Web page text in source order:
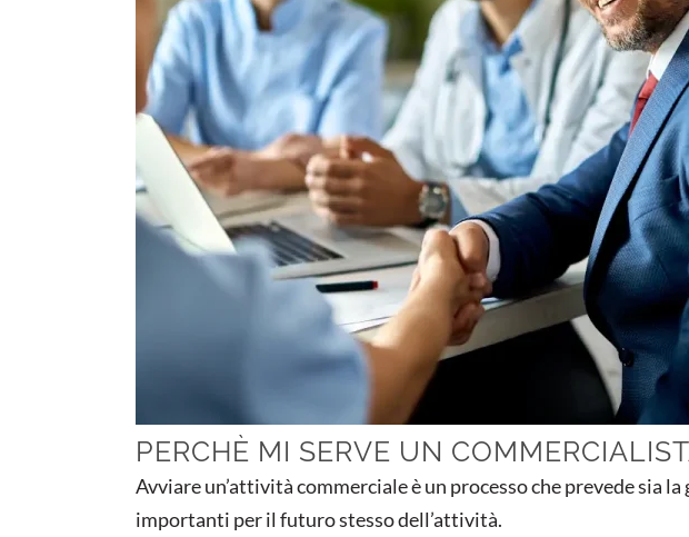
PERCHÈ MI SERVE UN
Avviare un’attività commerciale è un processo che prevede sia
importanti per il futuro stesso dell’attività.